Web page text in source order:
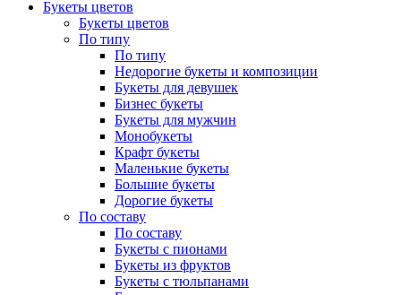
Букеты цветов
Букеты цветов
По типу
По типу
Недорогие букеты и композиции
Букеты для девушек
Бизнес букеты
Букеты для мужчин
Монобукеты
Крафт букеты
Маленькие букеты
Большие букеты
Дорогие букеты
По составу
По составу
Букеты с пионами
Букеты из фруктов
Букеты с тюльпанами